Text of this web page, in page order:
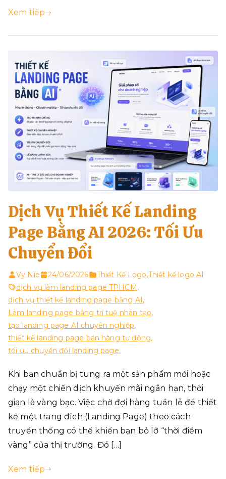
Xem tiếp
Dịch Vụ Thiết Kế Landing
Page Bằng AI 2026: Tối Ưu
Chuyển Đổi
Vy Nie 24/06/2026 Thiết Kế Logo,Thiết kế logo AI
dịch vụ làm landing page TPHCM,
dịch vụ thiết kế landing page bằng AI,
Làm landing page bằng trí tuệ nhân tạo,
tạo landing page AI chuyên nghiệp,
thiết kế landing page bán hàng tự động,
tối ưu chuyển đổi landing page.
Khi bạn chuẩn bị tung ra một sản phẩm mới hoặc
chạy một chiến dịch khuyến mãi ngắn hạn, thời
gian là vàng bạc. Việc chờ đợi hàng tuần lễ để thiết
kế một trang đích (Landing Page) theo cách
truyền thống có thể khiến bạn bỏ lỡ “thời điểm
vàng” của thị trường. Đó […]
Xem tiếp